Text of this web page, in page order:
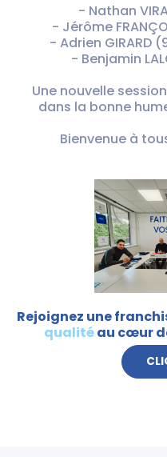
- Nathan
- Jérôme
- Adrien GIRARD
- Benjamin
Une nouvelle
dans la bonne
Bienvenue à
Rejoignez une
qualitéau cœur